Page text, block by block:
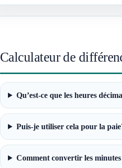
Calculateur de
Qu’est-ce que les heures
Puis-je utiliser cela pour la
Comment convertir les minutes